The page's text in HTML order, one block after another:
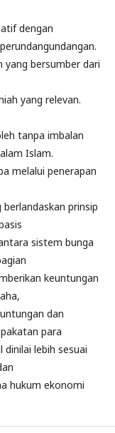
dengan
bersumber dari
yang relevan.
tanpa imbalan
Islam.
melalui penerapan
prinsip
sistem bunga
keuntungan
dan
para
lebih sesuai
hukum ekonomi